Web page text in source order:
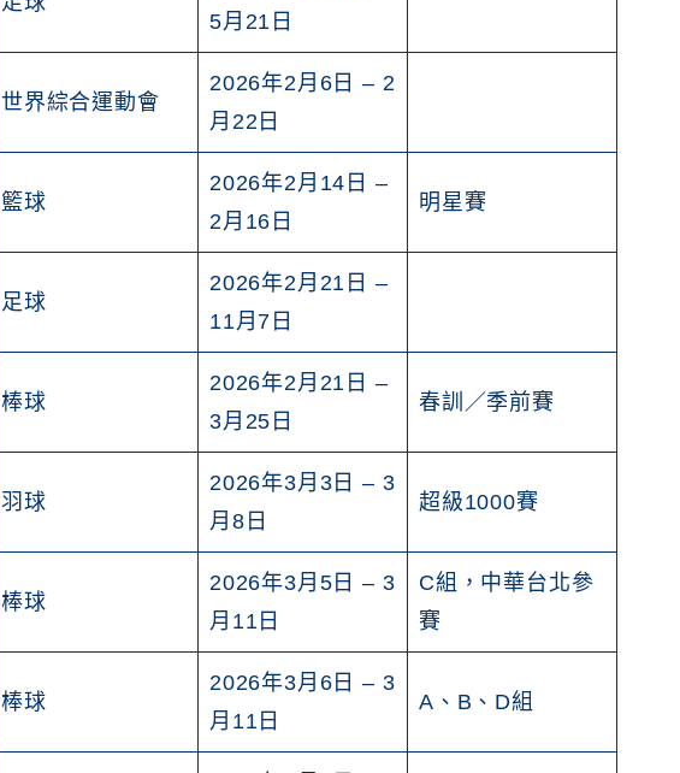
5月21日
世界綜合運動會
2026年2月6日 – 2
月22日
籃球
2026年2月14日 –
2月16日
明星賽
足球
2026年2月21日 –
11月7日
棒球
2026年2月21日 –
3月25日
春訓／季前賽
羽球
2026年3月3日 – 3
月8日
超級1000賽
棒球
2026年3月5日 – 3
月11日
C組，中華台北參
賽
棒球
2026年3月6日 – 3
月11日
A、B、D組